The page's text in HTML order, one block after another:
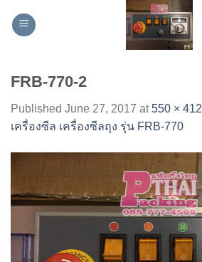
FRB-770-2
Published June 27, 2017 at550 × 412
เครื่องซีล เครื่องซีลถุง รุ่น FRB-770